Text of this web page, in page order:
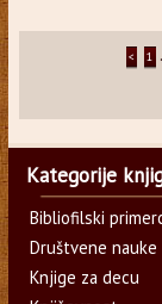
< 1
Kategorije
Bibliofilski
Društvene nauke
Knjige za decu